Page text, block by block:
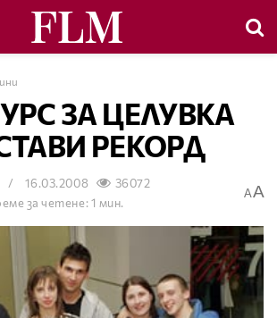
ЗА ЦЕЛУВКА
РЕКОРД
16.03.2008
36072
за четене: 1 мин.
AA